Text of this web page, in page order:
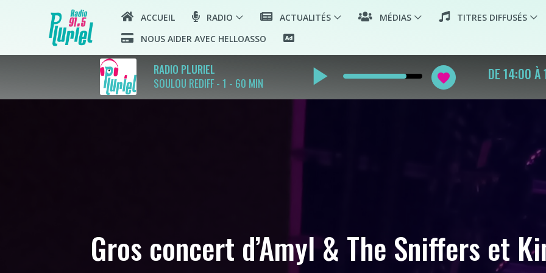
ACCUEIL RADIO ACTUALITÉS MÉDIAS TITRES DIFFUSÉS
NOUS AIDER AVEC HELLOASSO
RADIO PLURIEL
SOULOU REDIFF - 1 - 60 MIN
play_arrow favorite SOULOU
Gros concert d’Amyl & The Sniffers et